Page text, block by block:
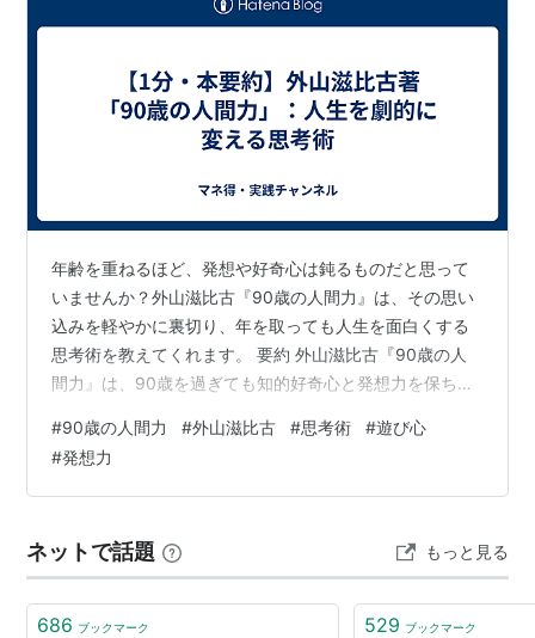
年齢を重ねるほど、発想や好奇心は鈍るものだと思って
いませんか？外山滋比古『90歳の人間力』は、その思い
込みを軽やかに裏切り、年を取っても人生を面白くする
思考術を教えてくれます。 要約 外山滋比古『90歳の人
間力』は、90歳を過ぎても知的好奇心と発想力を保ち続
「知らない」「忘れる」「遊ぶ」姿勢を持つことで、思
考に余白が生まれ、新しい発想や創造性が育ちます。変
化を恐れず、自分を更新し続けることが、年齢に関係な
す。 こんな経験ありませんか？・「最近、考え方が固く
なってきた気がする」・「同じ毎日の繰り返し…
#90歳の人間力 #外山滋比古 #思考術 #遊び心
#発想力
ネットで話題 もっと見る
686 ブックマーク 529 ブックマーク